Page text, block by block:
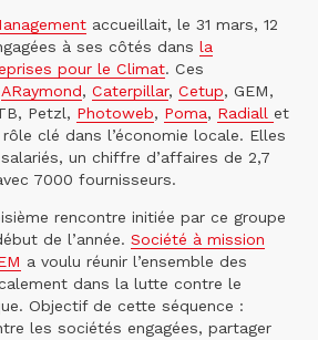
accueillait, le 31 mars, 12
à ses côtés dans la
pour le Climat. Ces
ARaymond, Caterpillar, Cetup, GEM,
Petzl, Photoweb, Poma, Radiall et
clé dans l’économie locale. Elles
un chiffre d’affaires de 2,7
7000 fournisseurs.
rencontre initiée par ce groupe
de l’année. Société à mission
a voulu réunir l’ensemble des
dans la lutte contre le
Objectif de cette séquence :
les sociétés engagées, partager